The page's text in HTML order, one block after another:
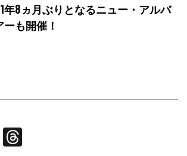
1年8ヵ月ぶりとなるニュー・アルバ
も開催！
Line